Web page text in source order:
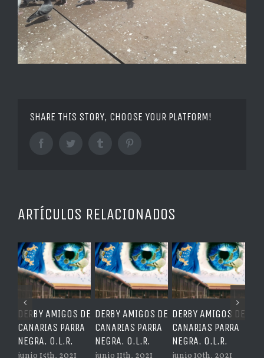
SHARE THIS STORY, CHOOSE YOUR PLATFORM!
Facebook Twitter Tumblr
ARTÍCULOS RELACIONADOS
DERBY AMIGOS DE
CANARIAS PARRA
NEGRA. O.L.R.
DERBY AMIGOS DE
CANARIAS PARRA
NEGRA. O.L.R.
DERBY AMIGOS DE
CANARIAS PARRA
NEGRA. O.L.R.